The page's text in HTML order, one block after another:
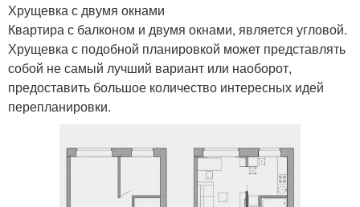
Двухкомнатная
хрущевка
Хрущевка с двумя окнами
Квартира с балконом и двумя окнами, является угловой.
Хрущевка с подобной планировкой может представлять
собой не самый лучший вариант или наоборот,
предоставить большое количество интересных идей
перепланировки.